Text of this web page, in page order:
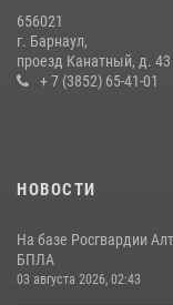
656021
г. Барнаул,
проезд Канатный, д. 43
+ 7 (3852) 65-41-01
НОВОСТИ
На базе Росгвардии
БПЛА
03 августа 2026, 02:43